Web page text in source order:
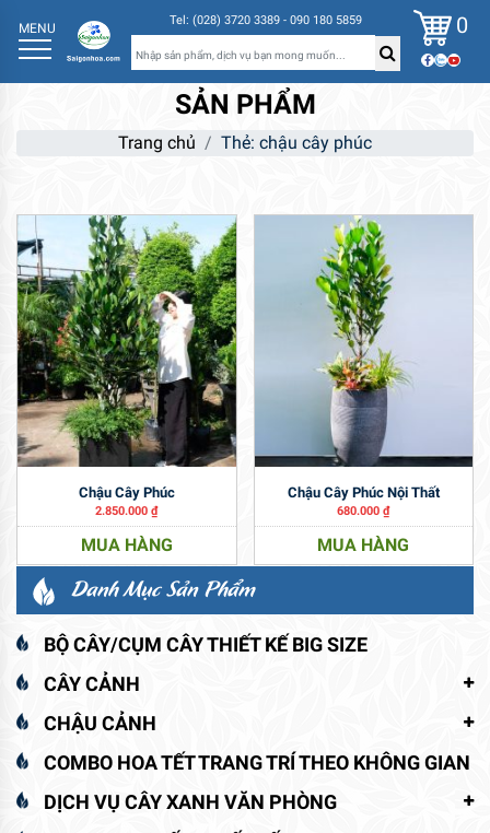
MENU Tel: (028) 3720 3389 - 090 180 5859 0
SẢN PHẨM
Trang chủ Thẻ: chậu cây phúc
Chậu Cây Phúc
2.850.000₫
MUA HÀNG
Chậu Cây Phúc Nội Thất
680.000₫
MUA HÀNG
Danh Mục Sản Phẩm
BỘ CÂY/CỤM CÂY THIẾT KẾ BIG SIZE
CÂY CẢNH
CHẬU CẢNH
COMBO HOA TẾT TRANG TRÍ THEO KHÔNG GIAN
DỊCH VỤ CÂY XANH VĂN PHÒNG